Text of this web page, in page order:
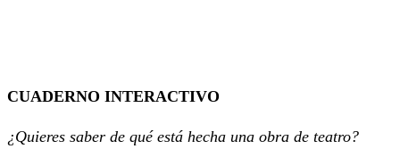
CUADERNO INTERACTIVO
¿Quieres saber de qué está hecha una obra de teatro?